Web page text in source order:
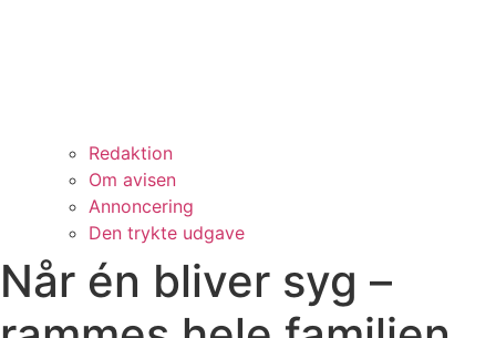
Redaktion
Om avisen
Annoncering
Den trykte udgave
Når én bliver syg –